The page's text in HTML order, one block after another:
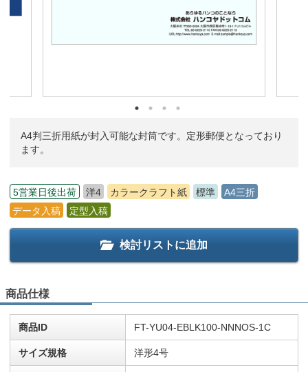
A4判三折用紙が封入可能な封筒です。定形郵便となっており
ます。
5営業日後出荷 洋4 カラークラフト紙 標準
A4三折
データ入稿
定型入稿
検討リストに追加
商品仕様
商品ID FT-YU04-EBLK100-NNNOS-1C
サイズ規格 洋形4号